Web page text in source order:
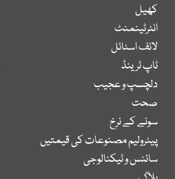
کھیل
انٹرٹینمنٹ
لائف اسٹائل
ٹاپ ٹرینڈ
دلچسپ و عجیب
صحت
سونے کے نرخ
پیٹرولیم مصنوعات کی قیمتیں
سائنس و ٹیکنالوجی